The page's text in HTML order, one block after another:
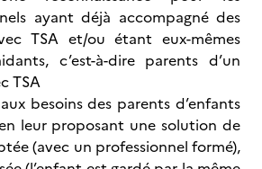
ayant déjà accompagné des
TSA et/ou étant eux-mêmes
c’est-à-dire parents d’un
TSA
besoins des parents d’enfants
leur proposant une solution de
(avec un professionnel formé),